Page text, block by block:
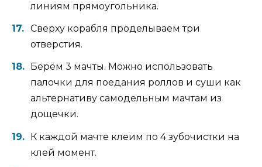
линиям прямоугольника.
Сверху корабля проделываем три
отверстия.
Берём 3 мачты. Можно использовать
палочки для поедания роллов и суши как
альтернативу самодельным мачтам из
дощечки.
К каждой мачте клеим по 4 зубочистки на
клей момент.